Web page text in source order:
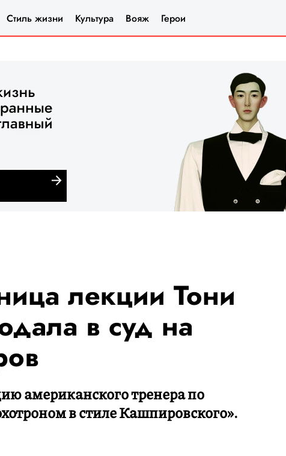
Стиль жизни Культура Вояж Герои
лекции Тони
в суд на
американского тренера по
в стиле Кашпировского».